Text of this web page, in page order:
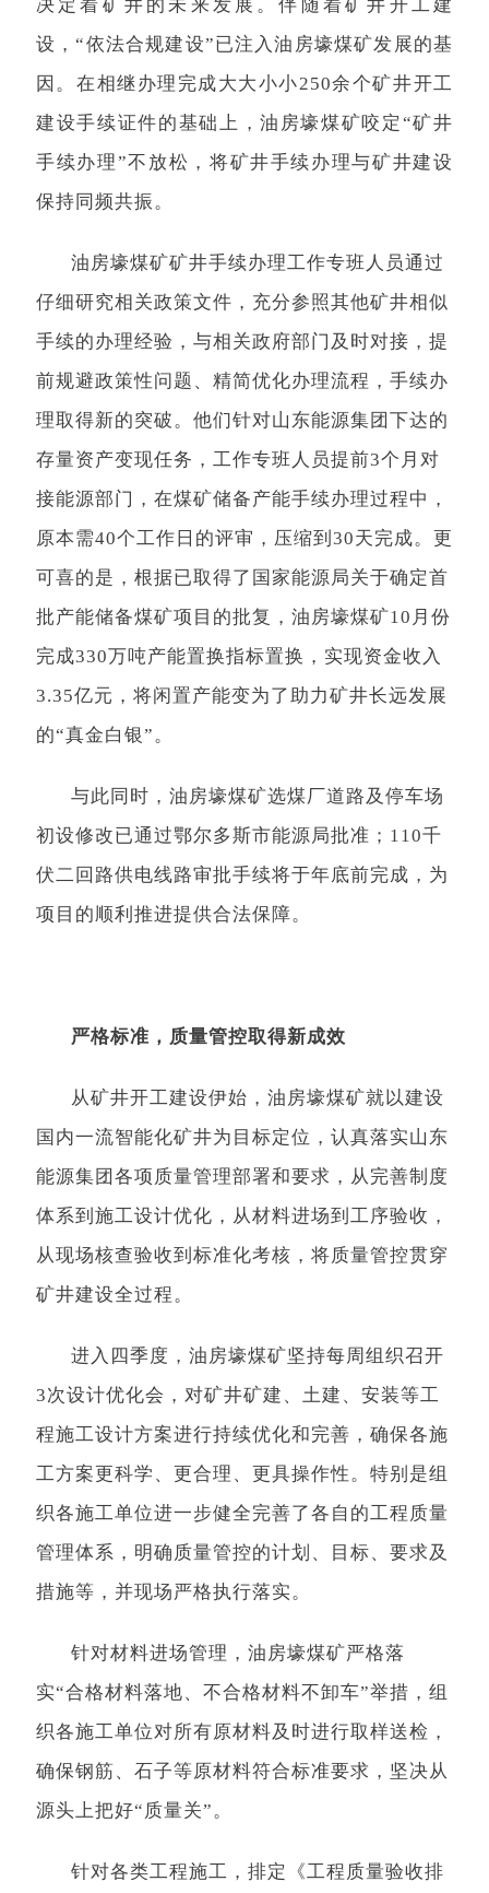
决定着矿井的未来发展。伴随着矿井开工建
设，“依法合规建设”已注入油房壕煤矿发展的基
因。在相继办理完成大大小小250余个矿井开工
建设手续证件的基础上，油房壕煤矿咬定“矿井
手续办理”不放松，将矿井手续办理与矿井建设
保持同频共振。
油房壕煤矿矿井手续办理工作专班人员通过
仔细研究相关政策文件，充分参照其他矿井相似
手续的办理经验，与相关政府部门及时对接，提
前规避政策性问题、精简优化办理流程，手续办
理取得新的突破。他们针对山东能源集团下达的
存量资产变现任务，工作专班人员提前3个月对
接能源部门，在煤矿储备产能手续办理过程中，
原本需40个工作日的评审，压缩到30天完成。更
可喜的是，根据已取得了国家能源局关于确定首
批产能储备煤矿项目的批复，油房壕煤矿10月份
完成330万吨产能置换指标置换，实现资金收入
3.35亿元，将闲置产能变为了助力矿井长远发展
的“真金白银”。
与此同时，油房壕煤矿选煤厂道路及停车场
初设修改已通过鄂尔多斯市能源局批准；110千
伏二回路供电线路审批手续将于年底前完成，为
项目的顺利推进提供合法保障。
严格标准，质量管控取得新成效
从矿井开工建设伊始，油房壕煤矿就以建设
国内一流智能化矿井为目标定位，认真落实山东
能源集团各项质量管理部署和要求，从完善制度
体系到施工设计优化，从材料进场到工序验收，
从现场核查验收到标准化考核，将质量管控贯穿
矿井建设全过程。
进入四季度，油房壕煤矿坚持每周组织召开
3次设计优化会，对矿井矿建、土建、安装等工
程施工设计方案进行持续优化和完善，确保各施
工方案更科学、更合理、更具操作性。特别是组
织各施工单位进一步健全完善了各自的工程质量
管理体系，明确质量管控的计划、目标、要求及
措施等，并现场严格执行落实。
针对材料进场管理，油房壕煤矿严格落
实“合格材料落地、不合格材料不卸车”举措，组
织各施工单位对所有原材料及时进行取样送检，
确保钢筋、石子等原材料符合标准要求，坚决从
源头上把好“质量关”。
针对各类工程施工，排定《工程质量验收排